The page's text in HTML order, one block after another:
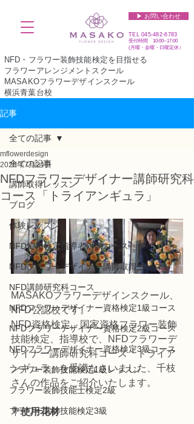
▶︎ お問い合わせ
TEL045-482-6783
受付時間 10:00~17:00​​​
(​月曜・金曜・日曜定休）
NFD・フラワー装飾技能検定を目指せる
フラワーアレンジメントスクール
MASAKOフラワーデザインスクール
横浜青葉台校
記事
全ての記事
講師取得レッスン
ブログ
体験レッスン
NFD資格検定指導者対象コース
NFDフラワーデザイナー講師取得コース
NFD講師研究科コース
NFDフラワーデザイナー資格検定1級コース
NFDフラワーデザイナー資格検定2級コース
NFDフラワーデザイナー資格検定3級コース
フラワー装飾技能検定1級レッスン
フラワー装飾技能士検定2級
フラワー装飾技能検定3級
全ての記事
NFDフラワーデザイナー講師研究科
コース「トライアンギュラ」
mflowerdesign
2025年7月24日
MASAKOフラワーデザインスクール、
NFD公認校です。
NFD資格検定、国家資格フラワー装飾
技能検定、指導校で、NFDフラワーデ
ザイナー講師研究科コース「トライア
ンギュラ」を受講なさいました、千枝
さんの作品をご紹介いたします。
💐使用花材